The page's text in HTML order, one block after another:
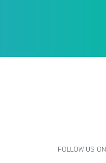
FOLLOW US ON